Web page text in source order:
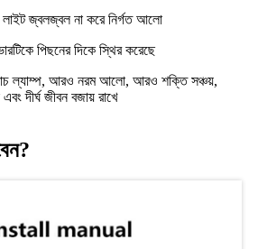
জ্বলজ্বল না করে নির্গত আলো
পিছনের দিকে স্থির করেছে
ল্যাম্প, আরও নরম আলো, আরও শক্তি সঞ্চয়,
দীর্ঘ জীবন বজায় রাখে